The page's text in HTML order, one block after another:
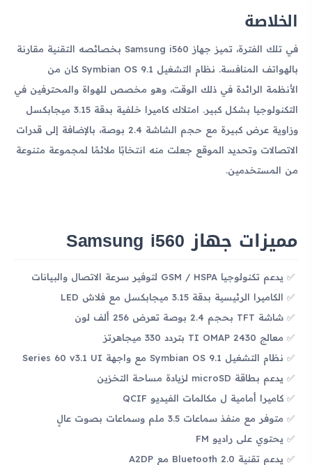
الخلاصة
في تلك الفترة، تميز جهاز Samsung i560 بخصائصه التقنية مقارنة
بالهواتف المنافسة. نظام التشغيل Symbian OS 9.1 كان من
الأنظمة الرائدة في ذلك الوقت، وهو مخصص للهواة والمحترفين في
التكنولوجيا بشكل كبير. امتلاك كاميرا خلفية بدقة 3.15 ميجابكسل
وزاوية عرض كبيرة مع حجم الشاشة 2.4 بوصة، بالإضافة إلى قدرات
الاتصالات وتحديد الموقع جعلت منه انتخابًا ملائمًا لمجموعة متنوعة
من المستخدمين.
مميزات جهاز Samsung i560
يدعم تكنولوجيا GSM / HSPA لتوفير سرعة الاتصال والبيانات
الكاميرا الرئيسية بدقة 3.15 ميجابكسل مع فلاش LED
شاشة TFT بحجم 2.4 بوصة تعرض 256 ألف لون
معالج TI OMAP 2430 بتردد 330 ميجاهرتز
نظام التشغيل Symbian OS 9.1 مع واجهة Series 60 v3.1 UI
يدعم بطاقة microSD لزيادة مساحة التخزين
كاميرا أمامية ل مكالمات الفيديو QCIF
متوفر مع منفذ سماعات 3.5 ملم وسماعات بصوت عالٍ
يحتوي على راديو FM
يدعم تقنية Bluetooth 2.0 مع A2DP